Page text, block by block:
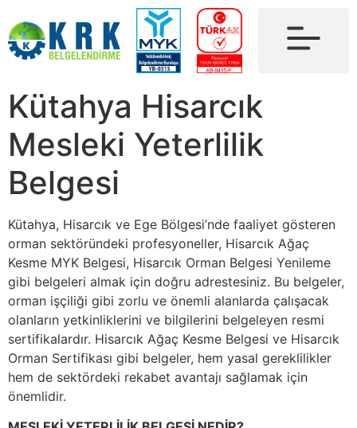
Kütahya Hisarcık
Mesleki Yeterlilik
Belgesi
Kütahya, Hisarcık ve Ege Bölgesi’nde faaliyet gösteren
orman sektöründeki profesyoneller, Hisarcık Ağaç
Kesme MYK Belgesi, Hisarcık Orman Belgesi Yenileme
gibi belgeleri almak için doğru adrestesiniz. Bu belgeler,
orman işçiliği gibi zorlu ve önemli alanlarda çalışacak
olanların yetkinliklerini ve bilgilerini belgeleyen resmi
sertifikalardır. Hisarcık Ağaç Kesme Belgesi ve Hisarcık
Orman Sertifikası gibi belgeler, hem yasal gereklilikler
hem de sektördeki rekabet avantajı sağlamak için
önemlidir.